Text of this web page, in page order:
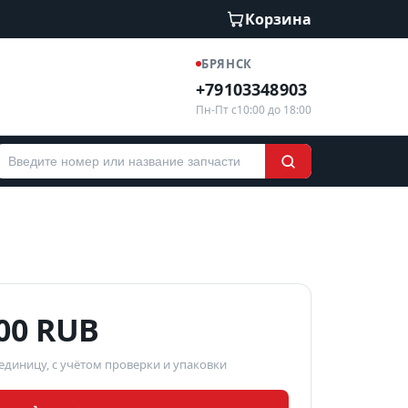
Корзина
БРЯНСК
+79103348903
Пн-Пт с10:00 до 18:00
RUB
с учётом проверки и упаковки